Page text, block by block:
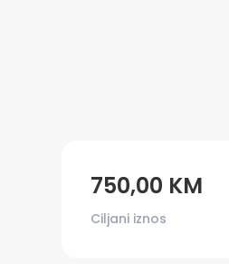
750,00 KM
Ciljani iznos